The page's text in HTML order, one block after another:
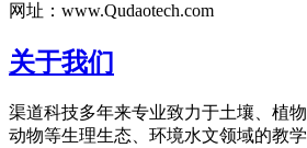
网址：www.Qudaotech.com
关于我们
渠道科技多年来专业致力于土壤、植
动物等生理生态、环境水文领域的教